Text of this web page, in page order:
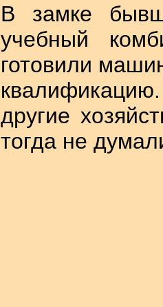
В замке
учебный
готовили
другие
тогда не